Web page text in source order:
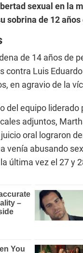
sexual en la
sobrina de 12 años
de 14 años de
contra Luis
en agravio de la
del equipo liderado
adjuntos,
oral lograron
venía abusando
última vez el 27 y